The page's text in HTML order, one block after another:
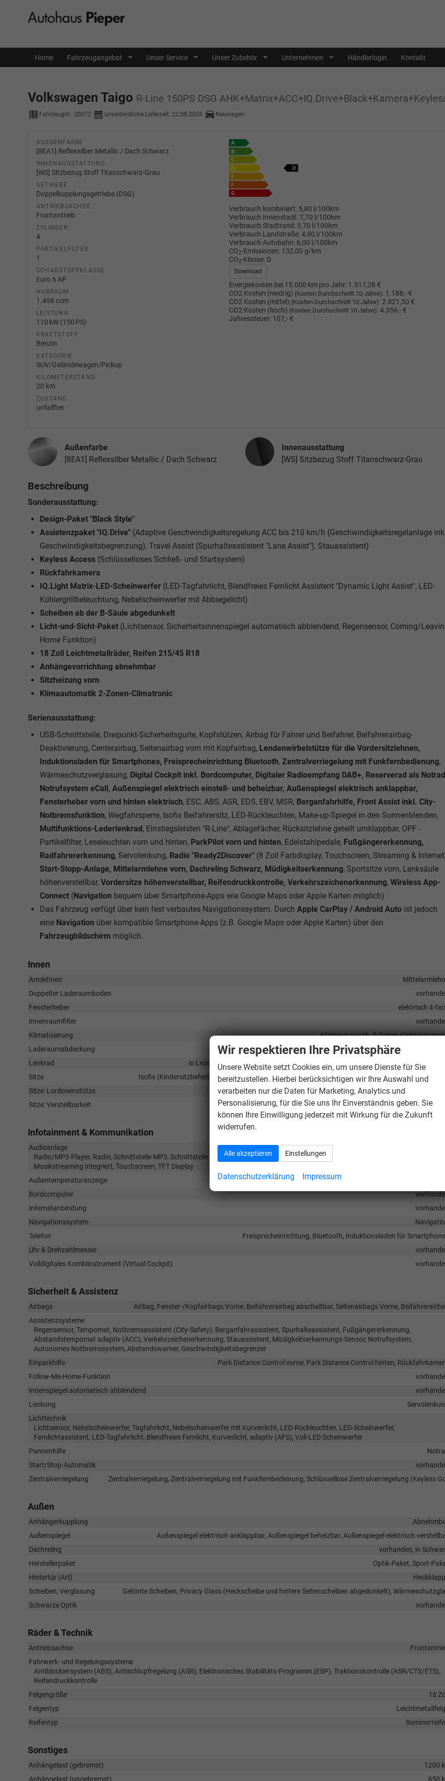
Home Fahrzeugangebot Unser Service Unser Zubehör Unternehmen Händlerlogin Kontakt
Volkswagen Taigo R-Line 150PS DSG
Fahrzeugnr.: 20072 unverbindliche Lieferzeit: 22.08.2026 Neuwagen
AUSSENFARBE
[8EA1] Reflexsilber Metallic / Dach Schwarz
INNENAUSSTATTUNG
[WS] Sitzbezug Stoff Titanschwarz-Grau
GETRIEBE
Doppelkupplungsgetriebe (DSG)
ANTRIEBSACHSE
Frontantrieb
ZYLINDER
4
PARTIKELFILTER
1
SCHADSTOFFKLASSE
Euro 6 AP
HUBRAUM
1.498 ccm
LEISTUNG
110 kW (150 PS)
KRAFTSTOFF
Benzin
KATEGORIE
SUV/Geländewagen/Pickup
KILOMETERSTAND
20 km
ZUSTAND
unfallfrei
Verbrauch kombiniert: 5,80 l/100km
Verbrauch Innenstadt:7,70 l/100km
Verbrauch Stadtrand: 5,70 l/100km
Verbrauch Landstraße:4,90 l/100km
Verbrauch Autobahn: 6,00 l/100km
CO2-Emissionen: 132,00 g/km
CO2-Klasse: D
Download
Energiekosten bei 15.000 km pro Jahr: 1.517,28 €
CO2 Kosten (niedrig) (Kosten Durchschnitt 10 Jahre): 1.188,- €
CO2 Kosten (mittel) (Kosten Durchschnitt 10 Jahre): 2.821,50 €
CO2 Kosten (hoch) (Kosten Durchschnitt 10 Jahre):4.356,- €
Jahressteuer: 107,- €
Außenfarbe
[8EA1] Reflexsilber Metallic / Dach Schwarz
Innenausstattung
Innenausstattung
[WS] Sitzbezug Stoff Titanschwarz-Grau
Beschreibung
Sonderausstattung:
Design-Paket "Black Style"
Assistenzpaket "IQ.Drive" (Adaptive Geschwindigkeitsregelung ACC bis 210 km/h (Geschwindigkeitsregelanlage
Geschwindigkeitsbegrenzung), Travel Assist (Spurhalteassistent "Lane Assist"), Stauassistent)
Keyless Access (Schlüsselloses Schließ- und Startsystem)
Rückfahrkamera
IQ.Light Matrix-LED-Scheinwerfer (LED-Tagfahrlicht, Blendfreies Fernlicht Assistent "Dynamic Light Assist", LED-
Kühlergrillbeleuchtung, Nebelscheinwerfer mit Abbiegelicht)
Scheiben ab der B-Säule abgedunkelt
Licht-und-Sicht-Paket (Lichtsensor, Sicherheitsinnenspiegel automatisch abblendend, Regensensor, Coming/
Home Funktion)
18 Zoll Leichtmetallräder, Reifen 215/45 R18
Anhängevorrichtung abnehmbar
Sitzheizung vorn
Klimaautomatik 2-Zonen-Climatronic
Serienausstattung:
USB-Schnittstelle, Dreipunkt-Sicherheitsgurte, Kopfstützen, Airbag für Fahrer und Beifahrer, Beifahrerairbag-
Deaktivierung, Centerairbag, Seitenairbag vorn mit Kopfairbag, Lendenwirbelstütze für die Vordersitzlehnen,
Induktionsladen für Smartphones, Freisprecheinrichtung Bluetooth, Zentralverriegelung mit Funkfernbedienung,
Wärmeschutzverglasung, Digital Cockpit inkl. Bordcomputer, Digitaler Radioempfang DAB+, Reserverad als
Notrufsystem eCall, Außenspiegel elektrisch einstell- und beheizbar, Außenspiegel elektrisch anklappbar,
Fensterheber vorn und hinten elektrisch, ESC, ABS, ASR, EDS, EBV, MSR, Berganfahrhilfe, Front Assist inkl. City-
Notbremsfunktion, Wegfahrsperre, Isofix Beifahrersitz, LED-Rückleuchten, Make-up-Spiegel in den Sonnenblenden,
Multifunktions-Lederlenkrad, Einstiegsleisten "R-Line", Ablagefächer, Rücksitzlehne geteilt umklappbar, OPF -
Partikelfilter, Leseleuchten vorn und hinten, ParkPilot vorn und hinten, Edelstahlpedale, Fußgängererkennung,
Radfahrererkennung, Servolenkung, Radio "Ready2Discover" (8 Zoll Farbdisplay, Touchscreen, Streaming &
Start-Stopp-Anlage, Mittelarmlehne vorn, Dachreling Schwarz, Müdigkeitserkennung, Sportsitze vorn, Lenksäule
höhenverstellbar, Vordersitze höhenverstellbar, Reifendruckkontrolle, Verkehrszeichenerkennung, Wireless App-
Connect (Navigation bequem über Smartphone-Apps wie Google Maps oder Apple Karten möglich)
Das Fahrzeug verfügt über kein fest verbautes Navigationssystem. Durch Apple CarPlay / Android Auto ist jedoch
eine Navigation über kompatible Smartphone-Apps (z.B. Google Maps oder Apple Karten) über den
Fahrzeugbildschirm möglich.
Innen
Armlehnen
Doppelter Laderaumboden
Fensterheber
elektrisch 4-
Innenraumfilter
Klimatisierung
Klimaautomatik, 2-Zonen-
Laderaumabdeckung
Lenkrad
in Leder, höhenverstellbar, mit Multifunktionen, in Sportausführung, mit
Sitze
Isofix (Kindersitzbefestigung), Rücksitzbank hinten geteilt, Sitzheizung, Sportsitze, Isofix
Sitze: Lordosenstütze
Fahrer und
Sitze: Verstellbarkeit
Höhenverstellbarer Fahrer- und
Infotainment & Kommunikation
Audioanlage
Radio/MP3-Player, Radio, Schnittstelle MP3, Schnittstelle USB, Digitalradio DAB, Farbdisplay, Android Auto, Apple CarPlay,
Musikstreaming integriert, Touchscreen, TFT Display
Außentemperaturanzeige
Bordcomputer
Internetanbindung
Navigationssystem
Telefon
Freisprecheinrichtung, Bluetooth, Induktionsladen für
Uhr & Drehzahlmesser
Volldigitales Kombiinstrument (Virtual Cockpit)
Sicherheit & Assistenz
Airbags
Airbag, Fenster-/Kopfairbags Vorne, Beifahrerairbag abschaltbar, Seitenairbags Vorne,
Assistenzsysteme
Regensensor, Tempomat, Notbremsassistent (City-Safety), Berganfahrassistent, Spurhalteassistent, Fußgängererkennung,
Abstandstempomat adaptiv (ACC), Verkehrzeichenerkennung, Stauassistent, Müdigkeitserkennungs-Sensor, Notrufsystem,
Autonomes Notbremssystem, Abstandswarner, Geschwindigkeitsbegrenzer
Einparkhilfe
Park Distance Control vorne, Park Distance Control hinten,
Follow-Me-Home-Funktion
Innenspiegel automatisch abblendend
Lenkung
Lichttechnik
Lichtsensor, Nebelscheinwerfer, Tagfahrlicht, Nebelscheinwerfer mit Kurvenlicht, LED-Rückleuchten, LED-Scheinwerfer,
Fernlichtassistent, LED-Tagfahrlicht, Blendfreies Fernlicht, Kurvenlicht, adaptiv (AFS), Voll-LED Scheinwerfer
Pannenhilfe
Start/Stop-Automatik
Zentralverriegelung
Zentralverriegelung, Zentralverriegelung mit Funkfernbedienung, Schlüssellose Zentralverriegelung (Keyless
Außen
Anhängerkupplung
Außenspiegel
Außenspiegel elektrisch anklappbar, Außenspiegel beheizbar, Außenspiegel elektrisch
Dachreling
vorhanden, in
Herstellerpaket
Optik-Paket, Sport-
Hintertür (Art)
Scheiben, Verglasung
Getönte Scheiben, Privacy Glass (Heckscheibe und hintere Seitenscheiben abgedunkelt),
Schwarze Optik
Räder & Technik
Antriebsachse
Fahrwerk- und Regelungssysteme
Antiblockiersystem (ABS), Antischlupfregelung (ASR), Elektronisches Stabilitäts-Programm (ESP), Traktionskontrolle (ASR/CTS/ETS),
Reifendruckkontrolle
Felgengröße
18
Felgentyp
Reifentyp
Sonstiges
Anhängelast (gebremst)
1200
Anhängelast (ungebremst)
650
Wir respektieren Ihre Privatsphäre
Unsere Website setzt Cookies ein, um unsere Dienste für Sie
bereitzustellen. Hierbei berücksichtigen wir Ihre Auswahl und
verarbeiten nur die Daten für Marketing, Analytics und
Personalisierung, für die Sie uns Ihr Einverständnis geben. Sie
können Ihre Einwilligung jederzeit mit Wirkung für die Zukunft
widerrufen.
Alle akzeptieren Einstellungen
Datenschutzerklärung Impressum